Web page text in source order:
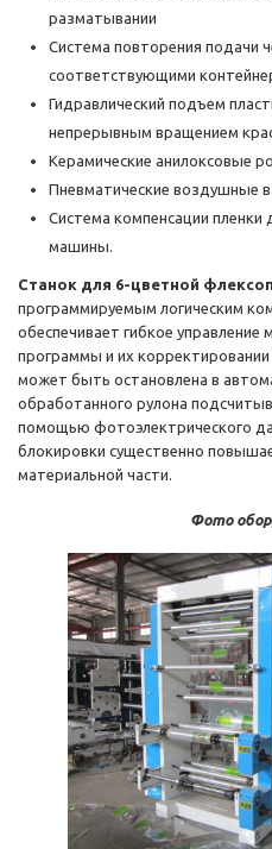
разматывании
Система повторения подачи
соответствующими
Гидравлический подъем
непрерывным вращением
Керамические анилоксовые
Пневматические воздушные
Система компенсации пленки
машины.
Станок для 6-цветной
программируемым логическим
обеспечивает гибкое
программы и их
может быть остановлена в
обработанного рулона
помощью фотоэлектрического
блокировки существенно
материальной части.
Фото